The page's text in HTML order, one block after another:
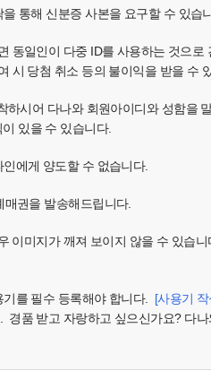
통해 신분증 사본을 요구할 수 있습
동일인이 다중 ID를 사용하는 것으
시 당첨 취소 등의 불이익을 받을 수
시어 다나와 회원아이디와 성함을
있을 수 있습니다.
에게 양도할 수 없습니다.
권을 발송해드립니다.
이미지가 깨져 보이지 않을 수 있습
를 필수 등록해야 합니다. [사용기
품 받고 자랑하고 싶으신가요? 다